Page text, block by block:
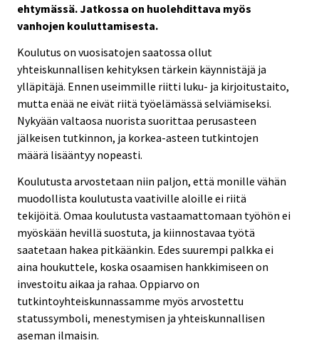
ehtymässä. Jatkossa on huolehdittava myös
vanhojen kouluttamisesta.
Koulutus on vuosisatojen saatossa ollut
yhteiskunnallisen kehityksen tärkein käynnistäjä ja
ylläpitäjä. Ennen useimmille riitti luku- ja kirjoitustaito,
mutta enää ne eivät riitä työelämässä selviämiseksi.
Nykyään valtaosa nuorista suorittaa perusasteen
jälkeisen tutkinnon, ja korkea-asteen tutkintojen
määrä lisääntyy nopeasti.
Koulutusta arvostetaan niin paljon, että monille vähän
muodollista koulutusta vaativille aloille ei riitä
tekijöitä. Omaa koulutusta vastaamattomaan työhön ei
myöskään hevillä suostuta, ja kiinnostavaa työtä
saatetaan hakea pitkäänkin. Edes suurempi palkka ei
aina houkuttele, koska osaamisen hankkimiseen on
investoitu aikaa ja rahaa. Oppiarvo on
tutkintoyhteiskunnassamme myös arvostettu
statussymboli, menestymisen ja yhteiskunnallisen
aseman ilmaisin.